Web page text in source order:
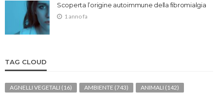
Scoperta l’origine autoimmune della fibromialgia
1 anno fa
TAG CLOUD
AGNELLI VEGETALI (16) AMBIENTE (743) ANIMALI (142)